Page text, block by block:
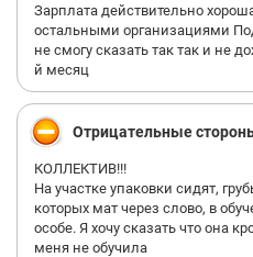
Зарплата действительно
остальными организациями
не смогу сказать так так и не
й месяц
Отрицательные
КОЛЛЕКТИВ!!!
На участке упаковки сидят,
которых мат через слово, в
особе. Я хочу сказать что она
меня не обучила